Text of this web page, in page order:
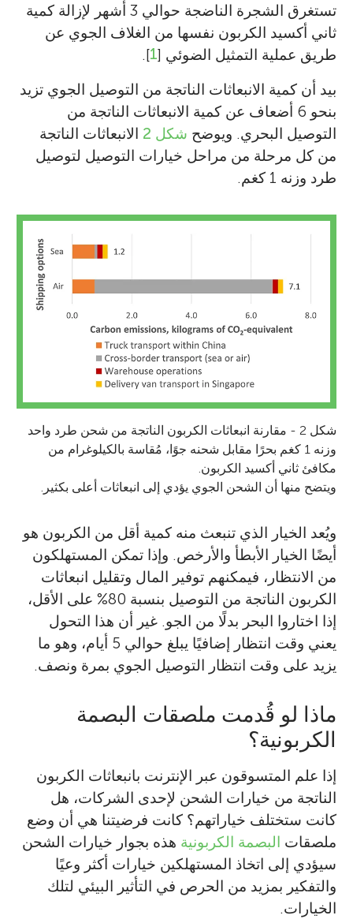
Lynette Cheah
تدرس لينيت كيف يمكن للمدن الكبرى تعزيز
أنظمة نقل أنظف وأكثر كفاءة للجميع. وتبني نماذج
حاسوبية لكيفية تحرك الأشخاص والبضائع وتتبع
استخدام الطاقة والانبعاثات الناجمة عن ذلك. كما
أنها تستمتع بالمشي أو ركوب الدراجات مع عائلتها.
وهي أستاذة مشاركة في النظم الهندسية في
مدينة سنغافورة الاستوائية المشمسة.
lynette@sutd.edu.sg
Qiuhong Huang
درست كيوهنج هندسة النظم وحصلت على درجة
الماجستير في العلوم الحضرية وتخطيط
السياسات من جامعة سنغافورة للتكنولوجيا
والتصميم في عام 2020. وتضمن بحثها استخدام
أدوات تحليل البيانات لتعزيز فهم المسائل المتعلقة
بالبيئة. وفي وقت فراغها، تستمتع بالمشي
لمسافات طويلة والتفاعل مع الطبيعة.
Umberto
اسمي أوبيرتو. وأحب دراسة العلوم وقراءة المانغا
ولعب ألعاب الفيديو مع أصدقائي. وأحب الذهاب
إلى الشاطئ للعب بالرمال والمغامرات والرسم
الكاريكاتيري. وفي المستقبل، أود أن أصبح عالمًا
فيزيائيًا.
تستغرق الشجرة الناضجة حوالي 3 أشهر لإزالة كمية
ثاني أكسيد الكربون نفسها من الغلاف الجوي عن
طريق عملية التمثيل الضوئي [1
].
بيد أن كمية الانبعاثات الناتجة من التوصيل الجوي تزيد
بنحو 6 أضعاف عن كمية الانبعاثات الناتجة من
التوصيل البحري. ويوضح شكل 2
الانبعاثات الناتجة
من كل مرحلة من مراحل خيارات التوصيل لتوصيل
طرد وزنه 1 كغم.
شكل 2 - مقارنة انبعاثات الكربون الناتجة من شحن طرد واحد
وزنه 1 كغم بحرًا مقابل شحنه جوًا، مُقاسة بالكيلوغرام من
مكافئ ثاني أكسيد الكربون.
ويتضح منها أن الشحن الجوي يؤدي إلى انبعاثات أعلى بكثير.
ويُعد الخيار الذي تنبعث منه كمية أقل من الكربون هو
أيضًا الخيار الأبطأ والأرخص. وإذا تمكن المستهلكون
من الانتظار، فيمكنهم توفير المال وتقليل انبعاثات
الكربون الناتجة من التوصيل بنسبة 80% على الأقل،
إذا اختاروا البحر بدلًا من الجو. غير أن هذا التحول
يعني وقت انتظار إضافيًا يبلغ حوالي 5 أيام، وهو ما
يزيد على وقت انتظار التوصيل الجوي بمرة ونصف.
ماذا لو قُدمت ملصقات البصمة
الكربونية؟
إذا علم المتسوقون عبر الإنترنت بانبعاثات الكربون
الناتجة من خيارات الشحن لإحدى الشركات، هل
كانت ستختلف خياراتهم؟ كانت فرضيتنا هي أن وضع
ملصقات البصمة الكربونية هذه بجوار خيارات الشحن
سيؤدي إلى اتخاذ المستهلكين خيارات أكثر وعيًا
والتفكير بمزيد من الحرص في التأثير البيئي لتلك
الخيارات.